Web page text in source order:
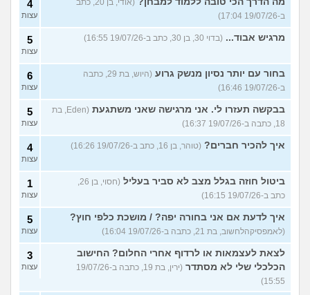
ב-19/07/26 17:04)
4
עצות
מרגיש אבוד... (בדוי 30, בן 30, כתב ב-19/07/26 16:55) 5
עצות
בחור עם יותר נסיון מנשק גרוע
(היוש, בת 29, כתבה
ב-19/07/26 16:46)
6
עצות
בבקשה תעזרו לי. אני מרגישה שאני משתגעת
(Eden, בת
18, כתבה ב-19/07/26 16:37)
5
עצות
איך להכיר חברים? (טוהר, בן 16, כתב ב-19/07/26 16:26) 4
עצות
ביטול חוזה בגלל מצב לא סביר בעליל
כתב ב-19/07/26 16:15)
1
עצות
איך לדעת אם אני בחורה יפה? / מושכת כלפי חוץ?
(לאמפסיקהלחשוב, בת 21, כתבה ב-19/07/26 16:04)
5
עצות
לצאת לעצמאות או לרדוף אחרי החלום? החישוב
הכלכלי שלי לא מסתדר
(ירין, בת 19, כתבה ב-19/07/26
15:55)
3
עצות